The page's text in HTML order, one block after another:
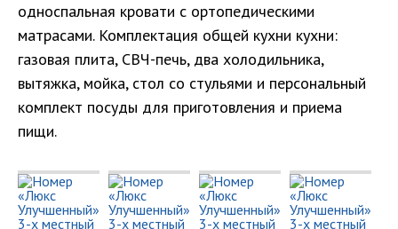
односпальная кровати с ортопедическими
матрасами. Комплектация общей кухни кухни:
газовая плита, СВЧ-печь, два холодильника,
вытяжка, мойка, стол со стульями и персональный
комплект посуды для приготовления и приема
пищи.